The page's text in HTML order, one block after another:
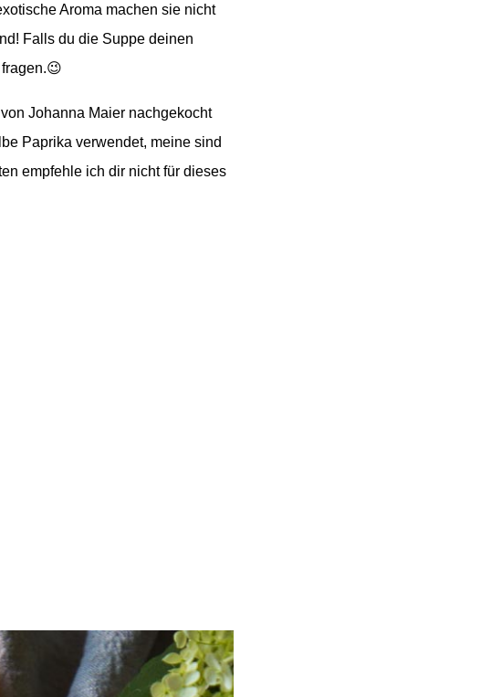
Aroma machen sie nicht
Falls du die Suppe deinen
Johanna Maier nachgekocht
Paprika verwendet, meine sind
empfehle ich dir nicht für dieses